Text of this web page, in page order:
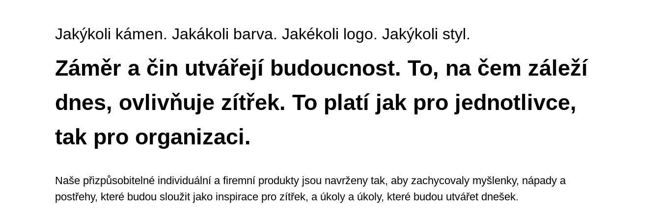
Jakýkoli kámen. Jakákoli barva. Jakékoli logo. Jakýkoli styl.
Záměr a čin utvářejí budoucnost. To, na čem záleží
dnes, ovlivňuje zítřek. To platí jak pro jednotlivce,
tak pro organizaci.
Naše přizpůsobitelné individuální a firemní produkty jsou navrženy tak, aby zachycovaly myšlenky, nápady a
postřehy, které budou sloužit jako inspirace pro zítřek, a úkoly a úkoly, které budou utvářet dnešek.